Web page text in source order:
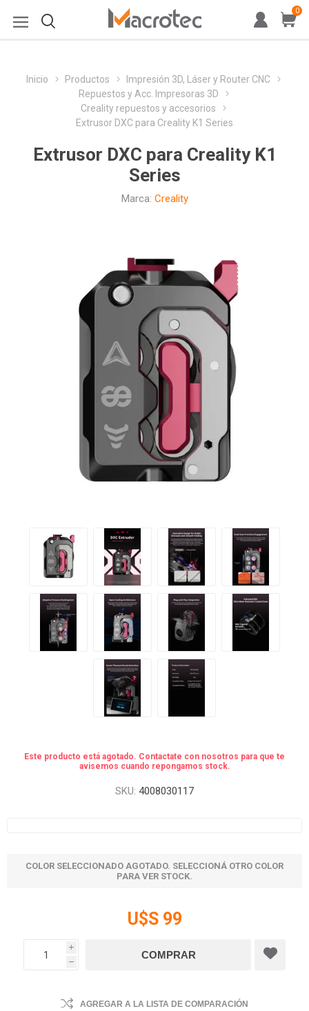
0
Inicio Productos
Impresión 3D, Láser y Router CNC
Repuestos y Acc. Impresoras 3D
Creality repuestos y accesorios
Extrusor DXC para Creality K1 Series
Extrusor DXC para Creality K1
Series
Marca: Creality
Este producto está agotado. Contactate con nosotros para que te
avisemos cuando repongamos stock.
SKU: 4008030117
COLOR SELECCIONADO AGOTADO. SELECCIONÁ OTRO COLOR
PARA VER STOCK.
U$S 99
i
h
AGREGAR A LA LISTA DE COMPARACIÓN